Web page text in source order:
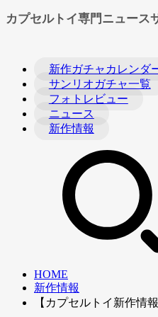
カプセルトイ専門ニュース
新作ガチャカレンダ
サンリオガチャ一覧
フォトレビュー
ニュース
新作情報
HOME
新作情報
【カプセルトイ新作情